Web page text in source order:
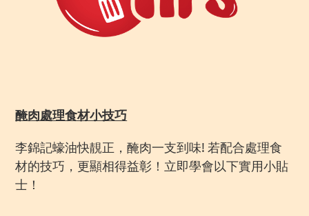
醃肉處理食材小技巧
李錦記蠔油快靚正，醃肉一支到味! 若配合處理食
材的技巧，更顯相得益彰！立即學會以下實用小貼
士！